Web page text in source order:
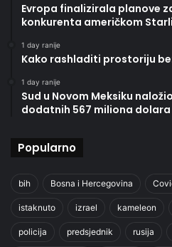
Evropa finalizirala planove
konkurenta američkom
1 day ranije
Kako rashladiti prostoriju
1 day ranije
Sud u Novom Meksiku
dodatnih 567 miliona
Popularno
bih Bosna i Hercegovina
istaknuto izrael kameleon
policija predsjednik rusija